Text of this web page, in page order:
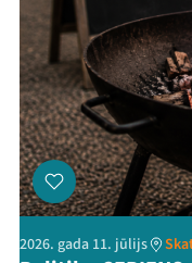
2026. gada 11. jūlijs